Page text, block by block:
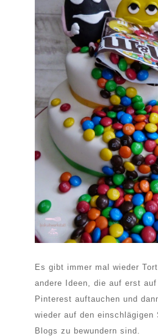
Es gibt immer mal wieder
andere Ideen, die auf erst auf
Pinterest auftauchen und
wieder auf den einschlägigen
Blogs zu bewundern sind.